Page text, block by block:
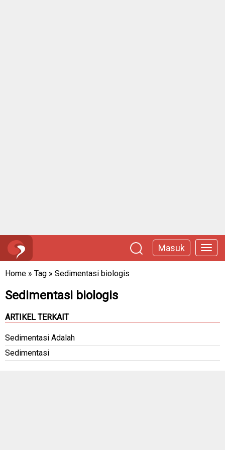
Masuk
Home » Tag » Sedimentasi biologis
Sedimentasi biologis
ARTIKEL TERKAIT
Sedimentasi Adalah
Sedimentasi